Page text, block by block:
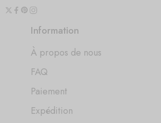
Information
À propos de nous
FAQ
Paiement
Expédition